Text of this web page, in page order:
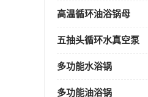
高温循环油浴锅母
五抽头循环水真空泵
多功能水浴锅
多功能油浴锅